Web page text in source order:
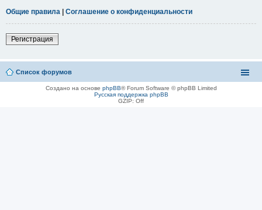
Общие правила | Соглашение о конфиденциальности
Регистрация
Список форумов
Создано на основе phpBB® Forum Software © phpBB Limited
Русская поддержка phpBB
GZIP: Off